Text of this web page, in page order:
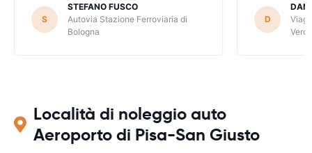
S
STEFANO FUSCO
Autovia Stazione Ferroviaria di
Bologna
D
Località di noleggio auto
Aeroporto di Pisa-San Giusto